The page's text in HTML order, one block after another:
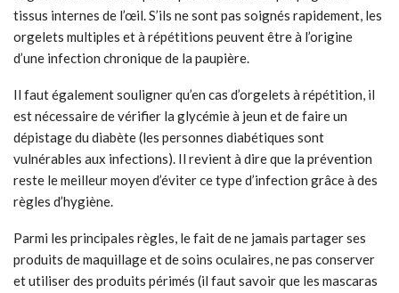
tissus internes de l’œil. S’ils ne sont pas soignés rapidement, les
orgelets multiples et à répétitions peuvent être à l’origine
d’une infection chronique de la paupière.
Il faut également souligner qu’en cas d’orgelets à répétition, il
est nécessaire de vérifier la glycémie à jeun et de faire un
dépistage du diabète (les personnes diabétiques sont
vulnérables aux infections). Il revient à dire que la prévention
reste le meilleur moyen d’éviter ce type d’infection grâce à des
règles d’hygiène.
Parmi les principales règles, le fait de ne jamais partager ses
produits de maquillage et de soins oculaires, ne pas conserver
et utiliser des produits périmés (il faut savoir que les mascaras